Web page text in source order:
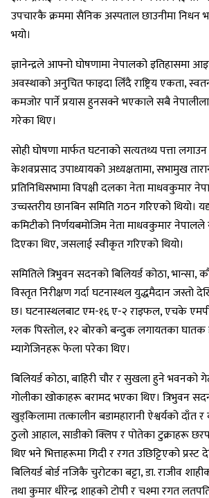
उपचारकै क्रममा सैनिक अस्पताल छाउनीमा निधन
भयो।
ज्ञानेन्द्रले आफ्नो घोषणामा नेपालको इतिहासमा
अवस्थाको अनुचित फाइदा लिँदै राष्ट्रिय एकता,
कमजोर पार्ने प्रयास हुनसक्ने भएकाले सबै
गरेका थिए।
सोही घोषणा मार्फत घटनाको सत्यतथ्य पत्ता लगाउन
केशवप्रसाद उपाध्यायको अध्यक्षतामा, सभामुख
प्रतिनिधिसभामा विपक्षी दलका नेता माधवकुमार
उच्चस्तरीय छानबिन समिति गठन गरिएको थियो।
कमिटीको निर्णयबमोजिम नेता माधवकुमार नेपालले
दिएका थिए, जसलाई स्वीकृत गरिएको थियो।
समितिले त्रिभुवन सदनको बिलियर्ड कोठा, भान्सा,
विस्तृत निरीक्षण गर्दा घटनास्थल युद्धमैदान जस्तो
छ। घटनास्थलबाट एम-१६ ए-२ राइफल, एचके
ग्लक पिस्तोल, १२ बोरको बन्दुक लगायतका घातक
म्यागेजिनहरू फेला परेका थिए।
बिलियर्ड कोठा, बाहिरी चौर र सुखला हुने भवनको
गोलीका खोकाहरू बरामद भएका थिए। त्रिभुवन
खुड्किलामा तत्कालीन बडामहारानी ऐश्वर्यको दाँत
ठुलो आहाल, साडीको क्लिप र पोतेका टुक्राहरू
थिए भने भित्ताहरूमा गिदी र रगत उछिट्टिएको
बिलियर्ड बोर्ड नजिकै चुरोटका बट्टा, डा. राजीव
तथा कुमार धीरेन्द्र शाहको टोपी र चश्मा रगत